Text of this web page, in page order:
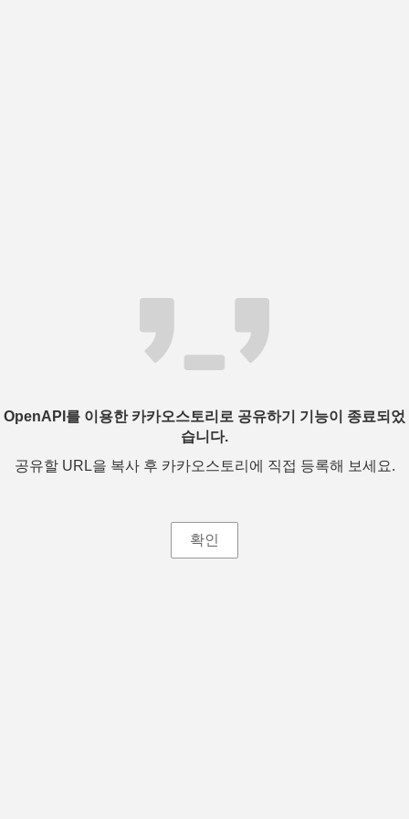
OpenAPI를 이용한 카카오스토리로 공유하기 기능이 종료되었
습니다.
공유할 URL을 복사 후 카카오스토리에 직접 등록해 보세요.
확인